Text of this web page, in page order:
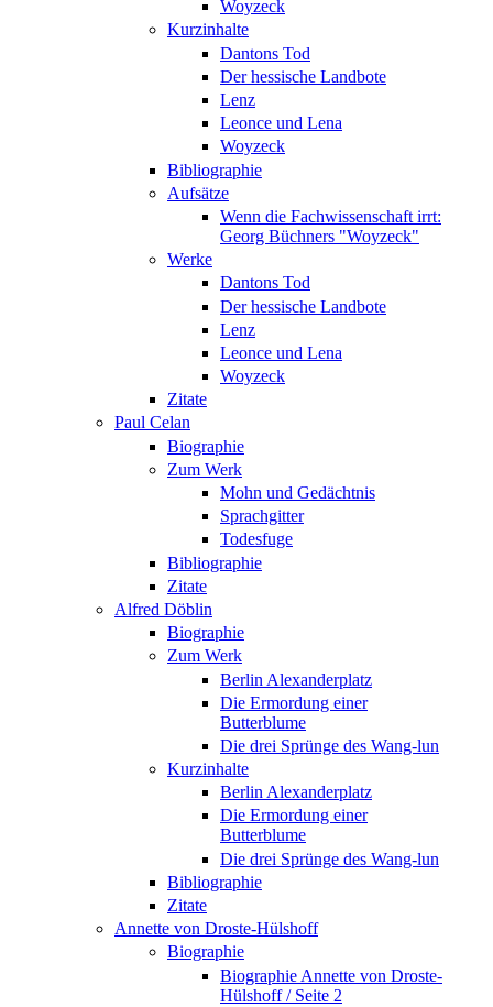
Woyzeck
Kurzinhalte
Dantons Tod
Der hessische Landbote
Lenz
Leonce und Lena
Woyzeck
Bibliographie
Aufsätze
Wenn die Fachwissenschaft irrt:
Georg Büchners "Woyzeck"
Werke
Dantons Tod
Der hessische Landbote
Lenz
Leonce und Lena
Woyzeck
Zitate
Paul Celan
Biographie
Zum Werk
Mohn und Gedächtnis
Sprachgitter
Todesfuge
Bibliographie
Zitate
Alfred Döblin
Biographie
Zum Werk
Berlin Alexanderplatz
Die Ermordung einer
Butterblume
Die drei Sprünge des Wang-lun
Kurzinhalte
Berlin Alexanderplatz
Die Ermordung einer
Butterblume
Die drei Sprünge des Wang-lun
Bibliographie
Zitate
Annette von Droste-Hülshoff
Biographie
Biographie Annette von Droste-
Hülshoff / Seite 2